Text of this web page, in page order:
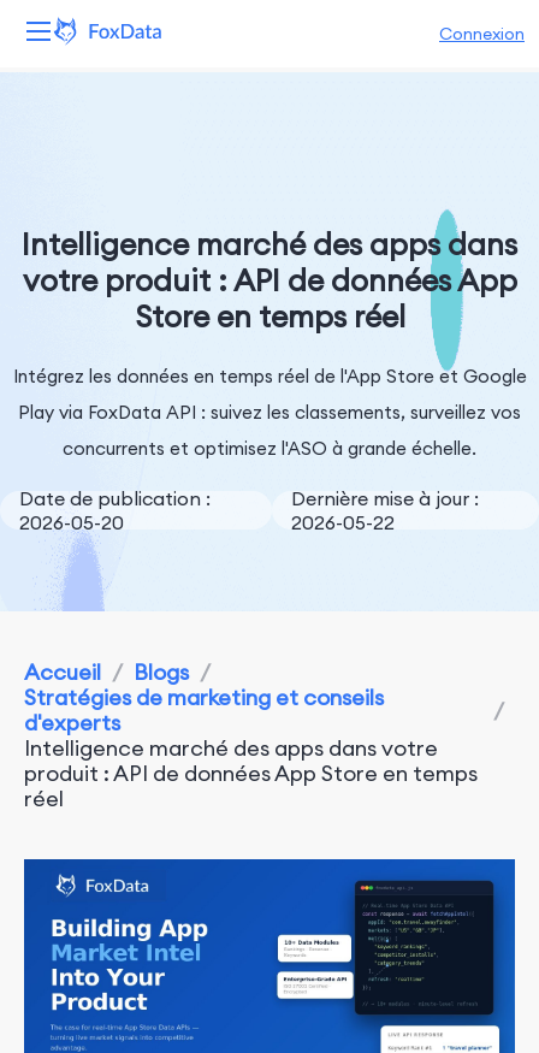
Connexion
Ressources
Entreprise
Intelligence marché des apps dans
votre produit : API de données App
Store en temps réel
Intégrez les données en temps réel de l'App Store et Google
Play via FoxData API : suivez les classements, surveillez vos
concurrents et optimisez l'ASO à grande échelle.
Date de publication :
2026-05-20
Dernière mise à jour :
2026-05-22
Accueil / Blogs /
Stratégies de marketing et conseils
d'experts
/
Intelligence marché des apps dans votre
produit : API de données App Store en temps
réel